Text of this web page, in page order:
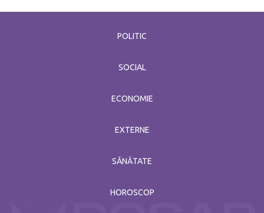
POLITIC
SOCIAL
ECONOMIE
EXTERNE
SĂNĂTATE
HOROSCOP